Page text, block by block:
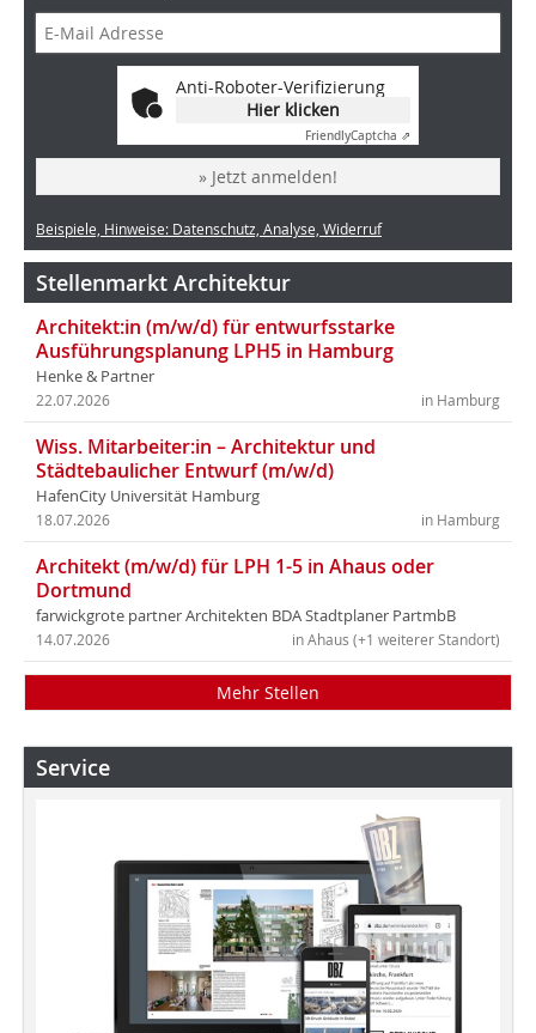
Anti-Roboter-Verifizierung
Hier klicken
FriendlyCaptcha ⇗
» Jetzt anmelden!
Beispiele, Hinweise: Datenschutz, Analyse, Widerruf
Stellenmarkt Architektur
Architekt:in (m/w/d) für entwurfsstarke
Ausführungsplanung LPH5 in Hamburg
Henke & Partner
in Hamburg
22.07.2026
Wiss. Mitarbeiter:in – Architektur und
Städtebaulicher Entwurf (m/w/d)
HafenCity Universität Hamburg
in Hamburg
18.07.2026
Architekt (m/w/d) für LPH 1-5 in Ahaus oder
Dortmund
farwickgrote partner Architekten BDA Stadtplaner PartmbB
in Ahaus (+1 weiterer Standort)
14.07.2026
Mehr Stellen
Service